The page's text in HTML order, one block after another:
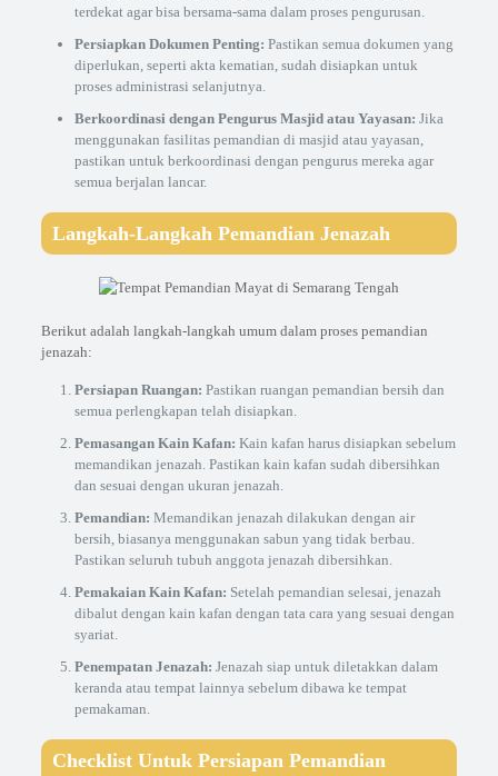
terdekat agar bisa bersama-sama dalam proses pengurusan.
Persiapkan Dokumen Penting: Pastikan semua dokumen yang
diperlukan, seperti akta kematian, sudah disiapkan untuk
proses administrasi selanjutnya.
Berkoordinasi dengan Pengurus Masjid atau Yayasan: Jika
menggunakan fasilitas pemandian di masjid atau yayasan,
pastikan untuk berkoordinasi dengan pengurus mereka agar
semua berjalan lancar.
Langkah-Langkah Pemandian Jenazah
Berikut adalah langkah-langkah umum dalam proses pemandian
jenazah:
Persiapan Ruangan: Pastikan ruangan pemandian bersih dan
semua perlengkapan telah disiapkan.
Pemasangan Kain Kafan: Kain kafan harus disiapkan sebelum
memandikan jenazah. Pastikan kain kafan sudah dibersihkan
dan sesuai dengan ukuran jenazah.
Pemandian: Memandikan jenazah dilakukan dengan air
bersih, biasanya menggunakan sabun yang tidak berbau.
Pastikan seluruh tubuh anggota jenazah dibersihkan.
Pemakaian Kain Kafan: Setelah pemandian selesai, jenazah
dibalut dengan kain kafan dengan tata cara yang sesuai dengan
syariat.
Penempatan Jenazah: Jenazah siap untuk diletakkan dalam
keranda atau tempat lainnya sebelum dibawa ke tempat
pemakaman.
Checklist Untuk Persiapan Pemandian